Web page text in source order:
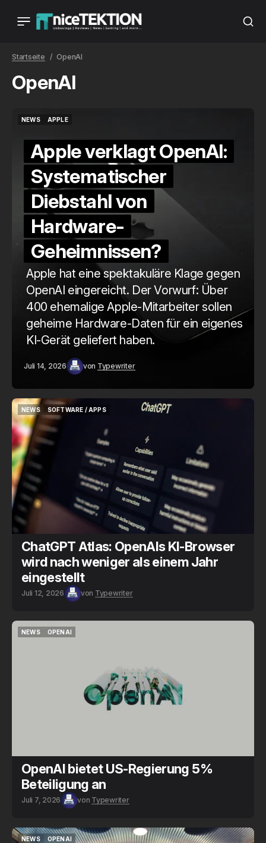
Startseite OpenAI
OpenAI
NEWS
APPLE
Apple verklagt OpenAI:
Systematischer
Diebstahl von
Hardware-
Geheimnissen?
Apple hat eine spektakuläre Klage gegen
OpenAI eingereicht. Der Vorwurf: Über
400 ehemalige Apple-Mitarbeiter sollen
geheime Hardware-Daten für ein eigenes
KI-Gerät geliefert haben.
Juli 14, 2026 von Typewriter
NEWS
NEWS
SOFTWARE / APPS
SOFTWARE / APPS
ChatGPT Atlas: OpenAIs KI-Browser
wird nach weniger als einem Jahr
eingestellt
Juli 12, 2026 von Typewriter
NEWS
OPENAI
OpenAI bietet US-Regierung 5%
Beteiligung an
Juli 7, 2026 von Typewriter
NEWS
OPENAI